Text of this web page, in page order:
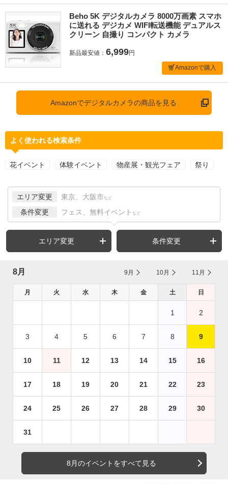
Beho 5K デジタルカメラ 8000万画素 スマホ
に送れる デジカメ WIFI転送機能 デュアルス
クリーン 自撮り コンパクト カメラ
新品最安値： 6,999円
Amazonで購入
Amazonでデジタルカメラの商品を見る
よく使われる検索条件
花イベント 体験イベント 物産展・観光フェア 祭り
エリア変更 東京、大阪市 など
条件変更 フェス、無料イベント など
エリア変更 条件変更
8月 9月 10月 11月
月 火 水 木 金 土 日
1 2
3 4 5 6 7 8 9
10 11 12 13 14 15 16
17 18 19 20 21 22 23
24 25 26 27 28 29 30
31
8月のイベントをすべて見る